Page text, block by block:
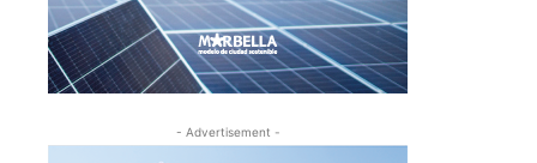
- Advertisement -